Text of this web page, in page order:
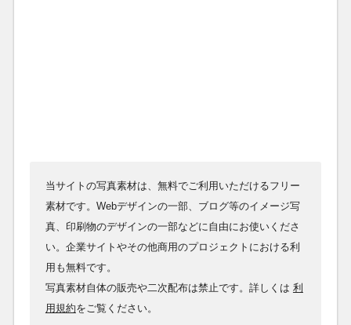
当サイトの写真素材は、無料でご利用いただけるフリー
素材です。Webデザインの一部、ブログ等のイメージ写
真、印刷物のデザインの一部などに自由にお使いくださ
い。企業サイトやその他商用のプロジェクトにおける利
用も無料です。
写真素材自体の販売や二次配布は禁止です。詳しくは 利
用規約をご覧ください。